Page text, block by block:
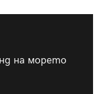
на морето